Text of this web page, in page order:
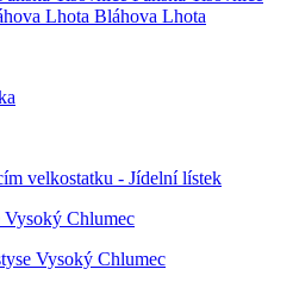
Bláhova Lhota
velkostatku - Jídelní lístek
Chlumec
Vysoký Chlumec